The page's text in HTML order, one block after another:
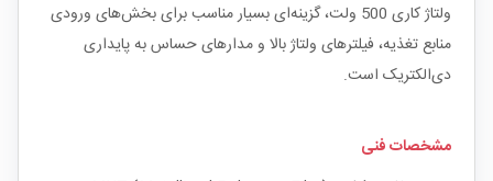
ولتاژ کاری 500 ولت، گزینه‌ای بسیار مناسب برای بخش‌های ورودی
منابع تغذیه، فیلترهای ولتاژ بالا و مدارهای حساس به پایداری
دی‌الکتریک است.
مشخصات فنی